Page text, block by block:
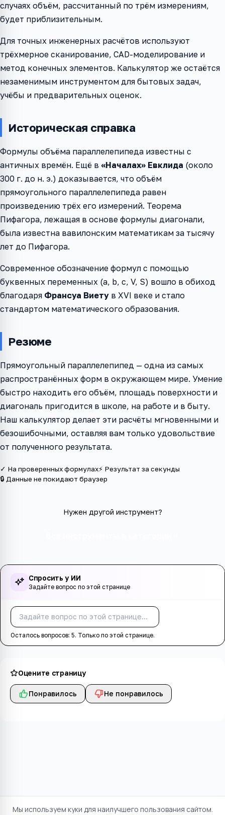
случаях объём, рассчитанный по трём измерениям,
будет приблизительным.
Для точных инженерных расчётов используют
трёхмерное сканирование, CAD-моделирование и
метод конечных элементов. Калькулятор же остаётся
незаменимым инструментом для бытовых задач,
учёбы и предварительных оценок.
Историческая справка
Формулы объёма параллелепипеда известны с
античных времён. Ещё в «Началах» Евклида (около
300 г. до н. э.) доказывается, что объём
прямоугольного параллелепипеда равен
произведению трёх его измерений. Теорема
Пифагора, лежащая в основе формулы диагонали,
была известна вавилонским математикам за тысячу
лет до Пифагора.
Современное обозначение формул с помощью
буквенных переменных (a, b, c, V, S) вошло в обиход
благодаря Франсуа Виету в XVI веке и стало
стандартом математического образования.
Резюме
Прямоугольный параллелепипед — одна из самых
распространённых форм в окружающем мире. Умение
быстро находить его объём, площадь поверхности и
диагональ пригодится в школе, на работе и в быту.
Наш калькулятор делает эти расчёты мгновенными и
безошибочными, оставляя вам только удовольствие
от полученного результата.
✓ На проверенных формулах⚡ Результат за секунды
🔒 Данные не покидают браузер
Нужен другой инструмент?
Спросить у ИИ
Задайте вопрос по этой странице
Осталось вопросов: 5. Только по этой странице.
Оцените страницу
Понравилось Не понравилось
Мы используем куки для наилучшего пользования сайтом.